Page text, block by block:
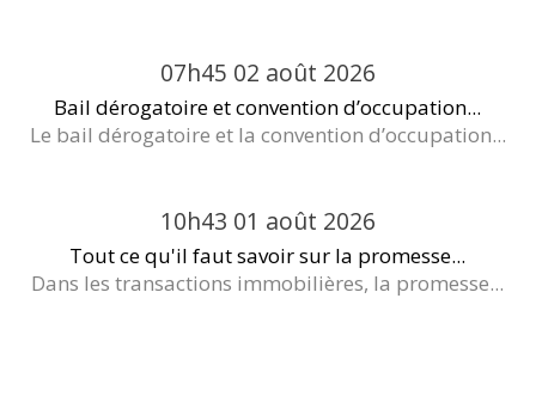
07h45 02 août 2026
Bail dérogatoire et convention d’occupation...
Le bail dérogatoire et la convention d’occupation...
10h43 01 août 2026
Tout ce qu'il faut savoir sur la promesse...
Dans les transactions immobilières, la promesse...